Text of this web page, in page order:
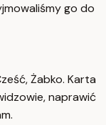
go do
Żabko. Karta
naprawić